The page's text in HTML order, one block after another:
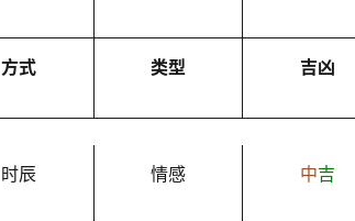
方式 类型 吉凶
时辰 情感 中吉